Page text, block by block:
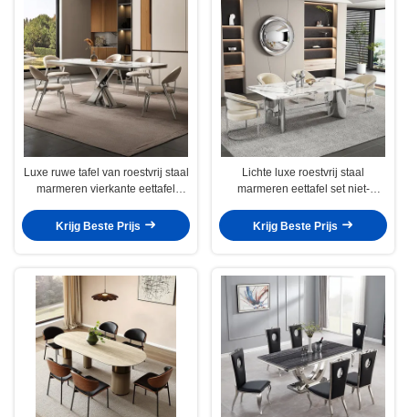
Luxe ruwe tafel van roestvrij staal
marmeren vierkante eettafel
Krijg Beste Prijs
Lichte luxe roestvrij staal
marmeren eettafel set niet-
Krijg Beste Prijs